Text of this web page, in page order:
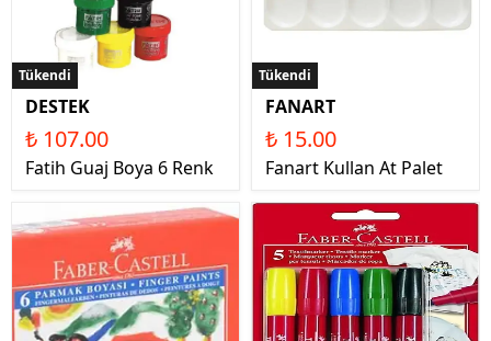
Tükendi
DESTEK
₺ 107.00
Fatih Guaj Boya 6 Renk
Tükendi
FANART
₺ 15.00
Fanart Kullan At Palet